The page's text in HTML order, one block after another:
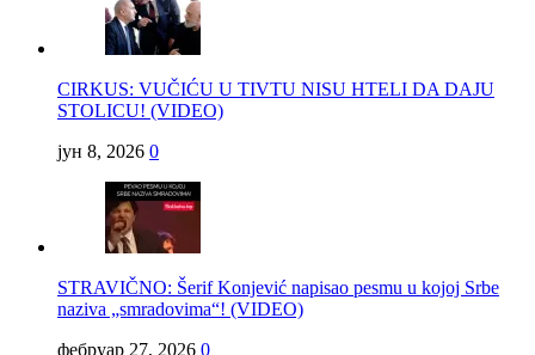
CIRKUS: VUČIĆU U TIVTU NISU HTELI DA DAJU
STOLICU! (VIDEO)
јун 8, 2026 0
STRAVIČNO: Šerif Konjević napisao pesmu u kojoj Srbe
naziva „smradovima“! (VIDEO)
фебруар 27, 2026 0